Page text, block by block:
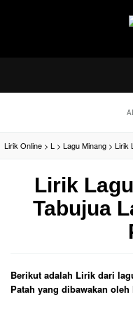
Lirik Online > L > Lagu Minang > Lirik
Lirik
Tabujua
Berikut adalah Lirik dari
Patah yang dibawakan oleh